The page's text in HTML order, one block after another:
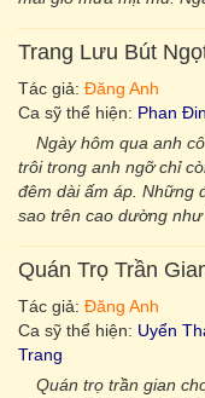
Trang Lưu Bút
Tác giả: Đăng Anh
Ca sỹ thể hiện: Phan
Ngày hôm qua anh
trôi trong anh ngỡ chỉ
đêm dài ấm áp. Những
sao trên cao dường như
Quán Trọ Trần
Tác giả: Đăng Anh
Ca sỹ thể hiện: Uyển
Trang
Quán trọ trần gian